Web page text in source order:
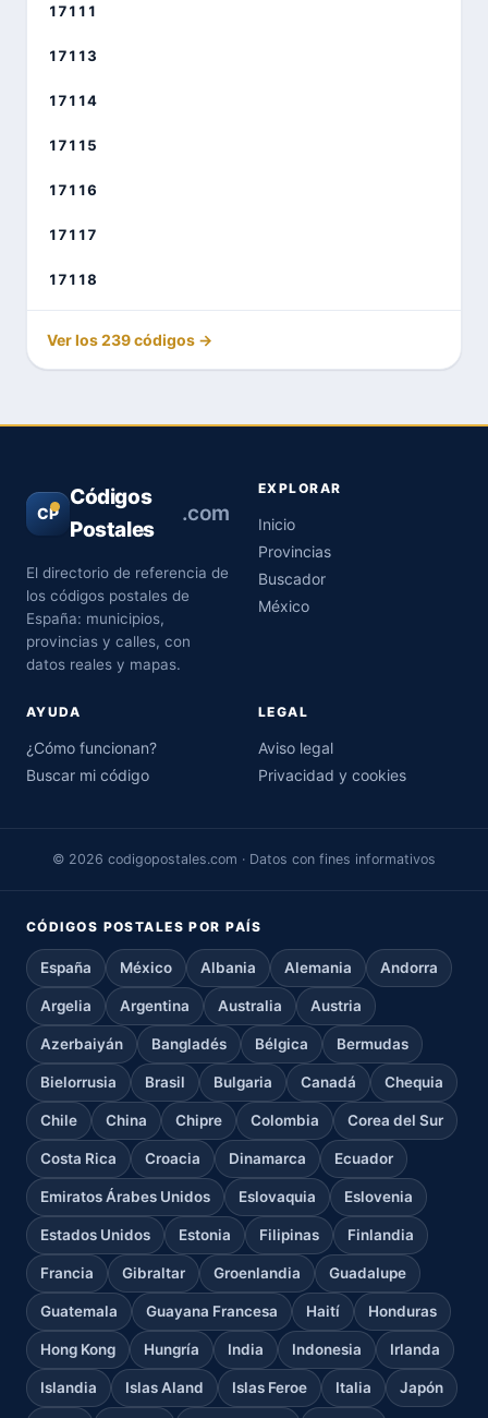
17111
17113
17114
17115
17116
17117
17118
Ver los 239 códigos →
CP
Códigos
Postales
.com
El directorio de referencia de
los códigos postales de
España: municipios,
provincias y calles, con
datos reales y mapas.
EXPLORAR
Inicio
Provincias
Buscador
México
AYUDA
¿Cómo funcionan?
Buscar mi código
LEGAL
Aviso legal
Privacidad y cookies
© 2026 codigopostales.com · Datos con fines informativos
CÓDIGOS POSTALES POR PAÍS
España México Albania Alemania Andorra
Argelia Argentina Australia Austria
Azerbaiyán Bangladés Bélgica Bermudas
Bielorrusia Brasil Bulgaria Canadá Chequia
Chile China Chipre Colombia Corea del Sur
Costa Rica Croacia Dinamarca Ecuador
Emiratos Árabes Unidos Eslovaquia Eslovenia
Estados Unidos Estonia Filipinas Finlandia
Francia Gibraltar Groenlandia Guadalupe
Guatemala Guayana Francesa Haití Honduras
Hong Kong Hungría India Indonesia Irlanda
Islandia Islas Aland Islas Feroe Italia Japón